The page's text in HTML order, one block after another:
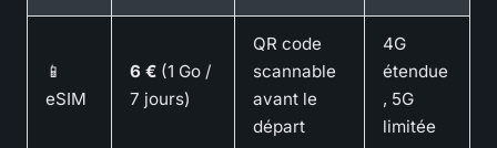
📱
eSIM
6 € (1 Go /
7 jours)
QR code
scannable
avant le
départ
4G
étendue
, 5G
limitée